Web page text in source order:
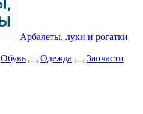
Арбалеты, луки и рогатки
Обувь Одежда Запчасти